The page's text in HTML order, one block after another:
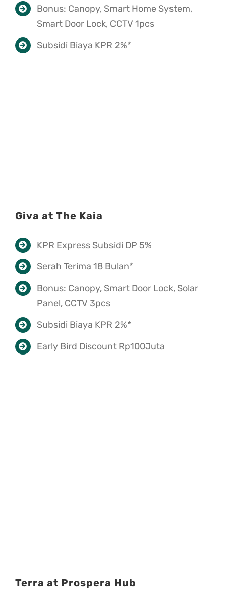
Bonus: Canopy, Smart Home System,
Smart Door Lock, CCTV 1pcs
Subsidi Biaya KPR 2%*
Giva at The Kaia
KPR Express Subsidi DP 5%
Serah Terima 18 Bulan*
Bonus: Canopy, Smart Door Lock, Solar
Panel, CCTV 3pcs
Subsidi Biaya KPR 2%*
Early Bird Discount Rp100Juta
Terra at Prospera Hub